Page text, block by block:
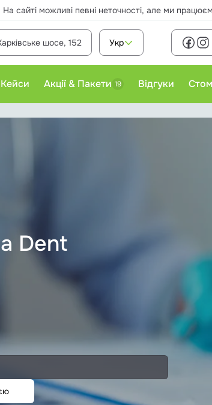
сайті можливі певні неточності, але ми
шосе, 152 Укр
Кейси Акції & Пакети 19 Відгуки
Dent